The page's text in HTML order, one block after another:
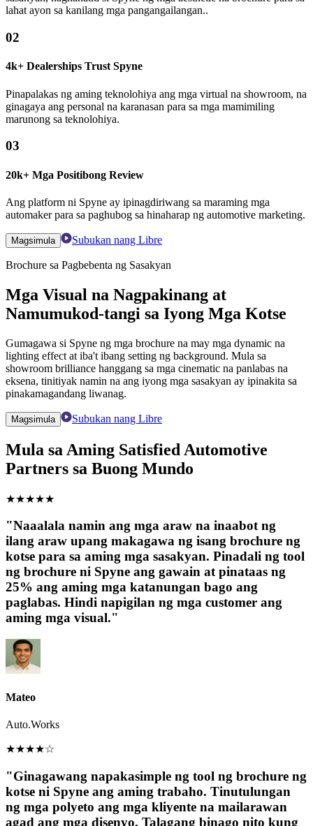
lahat ayon sa kanilang mga pangangailangan..
02
4k+ Dealerships Trust Spyne
Pinapalakas ng aming teknolohiya ang mga virtual na showroom, na
ginagaya ang personal na karanasan para sa mga mamimiling
marunong sa teknolohiya.
03
20k+ Mga Positibong Review
Ang platform ni Spyne ay ipinagdiriwang sa maraming mga
automaker para sa paghubog sa hinaharap ng automotive marketing.
Magsimula Subukan nang Libre
Brochure sa Pagbebenta ng Sasakyan
Mga Visual na Nagpakinang at
Namumukod-tangi sa Iyong Mga Kotse
Gumagawa si Spyne ng mga brochure na may mga dynamic na
lighting effect at iba't ibang setting ng background. Mula sa
showroom brilliance hanggang sa mga cinematic na panlabas na
eksena, tinitiyak namin na ang iyong mga sasakyan ay ipinakita sa
pinakamagandang liwanag.
Magsimula Subukan nang Libre
Mula sa Aming Satisfied Automotive
Partners sa Buong Mundo
★★★★★
"Naaalala namin ang mga araw na inaabot ng
ilang araw upang makagawa ng isang brochure ng
kotse para sa aming mga sasakyan. Pinadali ng tool
ng brochure ni Spyne ang gawain at pinataas ng
25% ang aming mga katanungan bago ang
paglabas. Hindi napigilan ng mga customer ang
aming mga visual."
Mateo
Auto.Works
★★★★☆
"Ginagawang napakasimple ng tool ng brochure ng
kotse ni Spyne ang aming trabaho. Tinutulungan
ng mga polyeto ang mga kliyente na mailarawan
agad ang mga disenyo. Talagang binago nito kung